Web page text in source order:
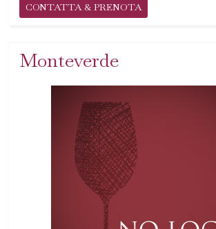
CONTATTA & PRENOTA
Monteverde